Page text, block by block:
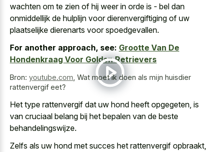
wachten om te zien of hij weer in orde is - bel dan
onmiddellijk de hulplijn voor dierenvergiftiging of uw
plaatselijke dierenarts voor spoedgevallen.
For another approach, see: Grootte Van De
Hondenkraag Voor Golden Retrievers
Bron: youtube.com Wat moet ik doen als mijn huisdier
rattenvergif eet?
Het type rattenvergif dat uw hond heeft opgegeten, is
van cruciaal belang bij het bepalen van de beste
behandelingswijze.
Zelfs als uw hond met succes het rattenvergif opbraakt,